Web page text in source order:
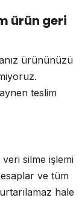
ürün geri
ürününüzü
teslim
silme işlemi
ve tüm
hale